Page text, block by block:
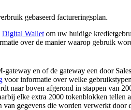
gebaseerd factureringsplan.
Digital Wallet om uw huidige
over de manier waarop gebruik
en of de gateway een door
voor informatie over welke
naar boven afgerond in stappen van
elke extra 2000 tokenblokken tellen
gegevens die worden verwerkt door